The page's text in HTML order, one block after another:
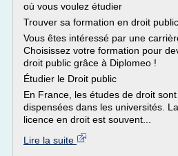
où vous voulez étudier
Trouver sa formation en droit public
Vous êtes intéressé par une
Choisissez votre formation pour
droit public grâce à Diplomeo !
Étudier le Droit public
En France, les études de droit
dispensées dans les universités.
licence en droit est souvent...
Lire la suite